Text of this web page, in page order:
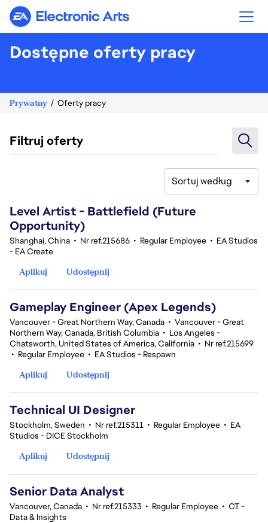
Electronic Arts
Dostępne oferty pracy
Prywatny Oferty pracy
Filtruj oferty
Sortuj według
Level Artist - Battlefield (Future
Opportunity)
Shanghai, China • Nr ref.215686 • Regular Employee • EA Studios
- EA Create
Aplikuj
Udostępnij
Gameplay Engineer (Apex Legends)
Vancouver - Great Northern Way, Canada • Vancouver - Great
Northern Way, Canada, British Columbia • Los Angeles -
Chatsworth, United States of America, California • Nr ref.215699
• Regular Employee • EA Studios - Respawn
Aplikuj
Udostępnij
Technical UI Designer
Stockholm, Sweden • Nr ref.215311 • Regular Employee • EA
Studios - DICE Stockholm
Aplikuj
Udostępnij
Senior Data Analyst
Vancouver, Canada • Nr ref.215333 • Regular Employee • CT -
Data & Insights